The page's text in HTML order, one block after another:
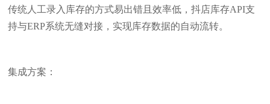
传统人工录入库存的方式易出错且效率低，抖店库存API支
持与ERP系统无缝对接，实现库存数据的自动流转。
集成方案：